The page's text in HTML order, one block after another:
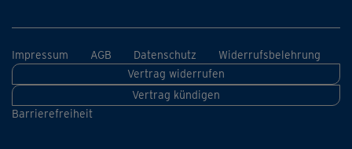
Impressum AGB Datenschutz
Widerrufsbelehrung
Vertrag widerrufen
Vertrag kündigen
Barrierefreiheit